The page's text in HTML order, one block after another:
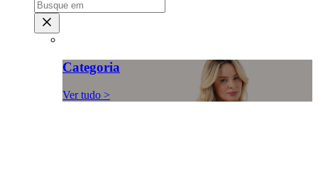
Categoria
Ver tudo >